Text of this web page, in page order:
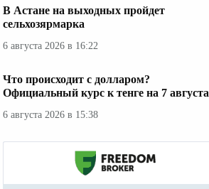
В Астане на выходных пройдет
сельхозярмарка
6 августа 2026 в 16:22
Что происходит с долларом?
Официальный курс к тенге на 7 августа
6 августа 2026 в 15:38